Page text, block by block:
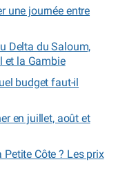
une journée entre
Delta du Saloum,
et la Gambie
budget faut-il
en juillet, août et
Côte ? Les prix